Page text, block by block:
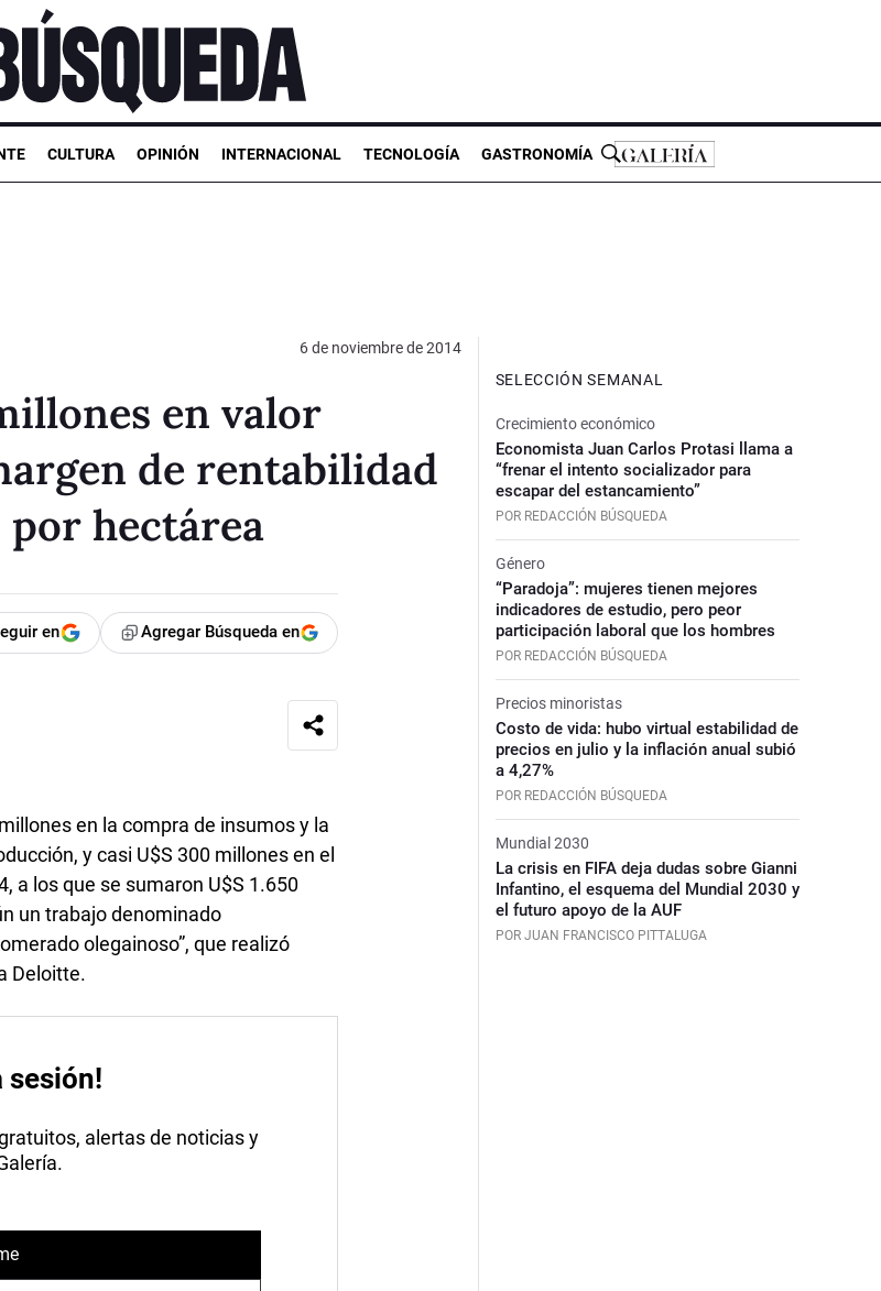
CULTURA OPINIÓN INTERNACIONAL TECNOLOGÍA GASTRONOMÍA
6 de noviembre de 2014
en valor
de rentabilidad
por hectárea
en Agregar Búsqueda en
en la compra de insumos y la
y casi U$S 300 millones en el
a los que se sumaron U$S 1.650
un trabajo denominado
olegainoso”, que realizó
Deloitte.
sesión!
alertas de noticias y
SELECCIÓN SEMANAL
Crecimiento económico
Economista Juan Carlos Protasi llama a
“frenar el intento socializador para
escapar del estancamiento”
POR REDACCIÓN BÚSQUEDA
Género
“Paradoja”: mujeres tienen mejores
indicadores de estudio, pero peor
participación laboral que los hombres
POR REDACCIÓN BÚSQUEDA
Precios minoristas
Costo de vida: hubo virtual estabilidad de
precios en julio y la inflación anual subió
a 4,27%
POR REDACCIÓN BÚSQUEDA
Mundial 2030
La crisis en FIFA deja dudas sobre Gianni
Infantino, el esquema del Mundial 2030 y
el futuro apoyo de la AUF
POR JUAN FRANCISCO PITTALUGA